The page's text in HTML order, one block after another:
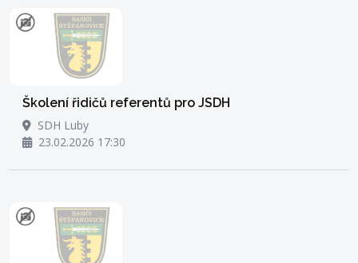
Školení řidičů referentů pro JSDH
SDH Luby
23.02.2026 17:30